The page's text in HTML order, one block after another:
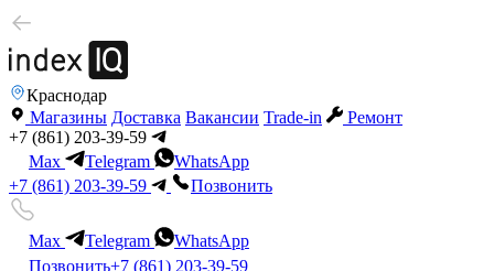
Краснодар
Магазины Доставка Вакансии Trade-in
Ремонт
+7 (861) 203-39-59
Max
Telegram
WhatsApp
+7 (861) 203-39-59
Позвонить
Max Telegram
WhatsApp
Позвонить+7 (861) 203-39-59